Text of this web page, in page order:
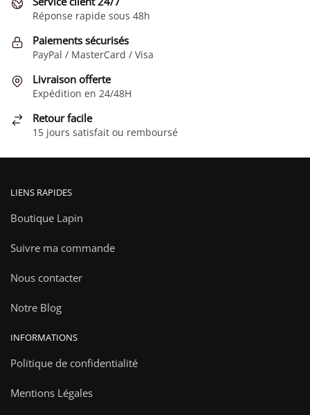
Les
peuvent
être
choisies
sur
page
produit
Réponse rapide sous 48h
Paiements sécurisés
PayPal / MasterCard / Visa
Livraison offerte
Expédition en 24/48H
Retour facile
15 jours satisfait ou remboursé
LIENS RAPIDES
Boutique Lapin
Suivre ma commande
Nous contacter
Notre Blog
INFORMATIONS
Politique de confidentialité
Mentions Légales